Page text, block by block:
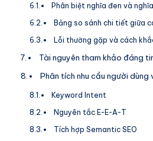
Phân biệt nghĩa đen và
Bảng so sánh chi tiết giữa
Lỗi thường gặp và cách
Tài nguyên tham khảo đáng
Phân tích nhu cầu người dùng
Keyword Intent
Nguyên tắc E-E-A-T
Tích hợp Semantic SEO